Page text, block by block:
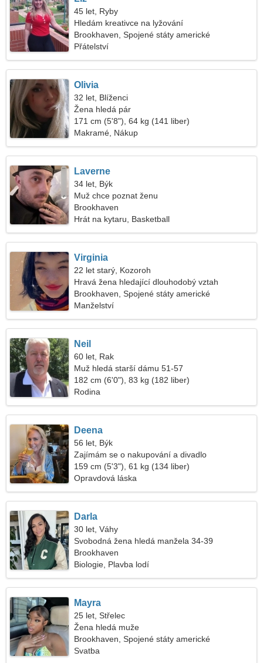
45 let, Ryby
Hledám kreativce na lyžování
Brookhaven, Spojené státy americké
Přátelství
Olivia
32 let, Blíženci
Žena hledá pár
171 cm (5'8"), 64 kg (141 liber)
Makramé, Nákup
Laverne
34 let, Býk
Muž chce poznat ženu
Brookhaven
Hrát na kytaru, Basketball
Virginia
22 let starý, Kozoroh
Hravá žena hledající dlouhodobý vztah
Brookhaven, Spojené státy americké
Manželství
Neil
60 let, Rak
Muž hledá starší dámu 51-57
182 cm (6'0"), 83 kg (182 liber)
Rodina
Deena
56 let, Býk
Zajímám se o nakupování a divadlo
159 cm (5'3"), 61 kg (134 liber)
Opravdová láska
Darla
30 let, Váhy
Svobodná žena hledá manžela 34-39
Brookhaven
Biologie, Plavba lodí
Mayra
25 let, Střelec
Žena hledá muže
Brookhaven, Spojené státy americké
Svatba